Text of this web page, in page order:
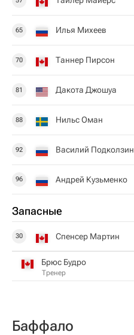
65 Илья Михеев
70 Таннер Пирсон
81 Дакота Джошуа
88 Нильс Оман
92 Василий Подколзин
96 Андрей Кузьменко
Запасные
30 Спенсер Мартин
Брюс Будро
Тренер
Баффало